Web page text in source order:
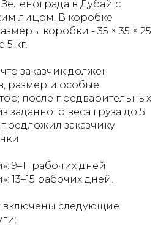
в Дубай с
лицом. В коробке
коробки - 35 × 35 × 25
кг.
заказчик должен
размер и особые
после предварительных
заданного веса груза до 5
предложил заказчику
9–11 рабочих дней;
13–15 рабочих дней.
включены следующие